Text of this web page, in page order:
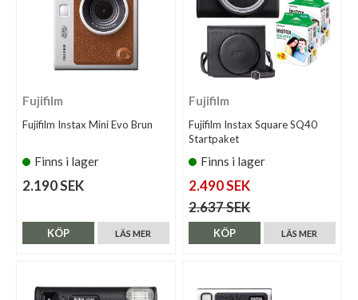
Fujifilm
Fujifilm Instax Mini Evo Brun
Finns i lager
2.190 SEK
LÄS MER
KÖP
Fujifilm
Fujifilm Instax Square SQ40
Startpaket
Finns i lager
2.490 SEK
2.637 SEK
LÄS MER
KÖP